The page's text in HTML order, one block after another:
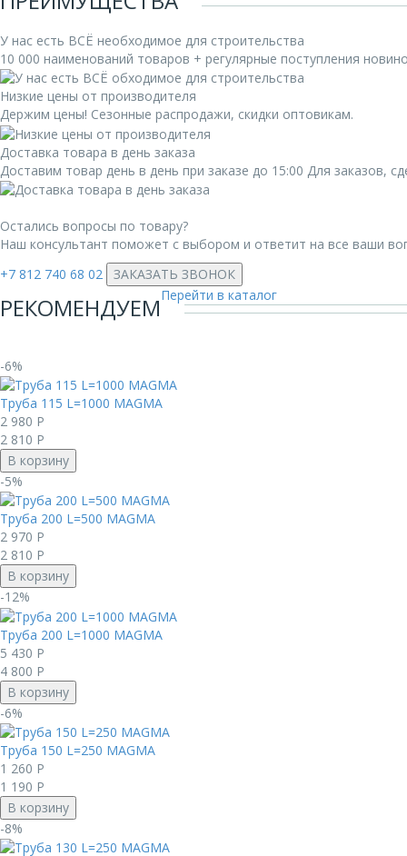
У нас есть ВСЁ необходимое для строительства
10 000 наименований товаров + регулярные поступления
Низкие цены от производителя
Держим цены! Сезонные распродажи, скидки оптовикам.
Доставка товара в день заказа
Доставим товар день в день при заказе до 15:00 Для заказов,
Остались вопросы по товару?
Наш консультант поможет с выбором и ответит на все ваши
+7 812 740 68 02
ЗАКАЗАТЬ ЗВОНОК
РЕКОМЕНДУЕМПерейти в каталог
-6%
Труба 115 L=1000 MAGMА
2 980 Р
2 810 Р
В корзину
-5%
Труба 200 L=500 MAGMА
2 970 Р
2 810 Р
В корзину
-12%
Труба 200 L=1000 MAGMА
5 430 Р
4 800 Р
В корзину
-6%
Труба 150 L=250 MAGMА
1 260 Р
1 190 Р
В корзину
-8%